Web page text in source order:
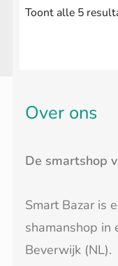
Toont alle 5
Over ons
De smartshop
Smart Bazar is
shamanshop in
Beverwijk (NL).